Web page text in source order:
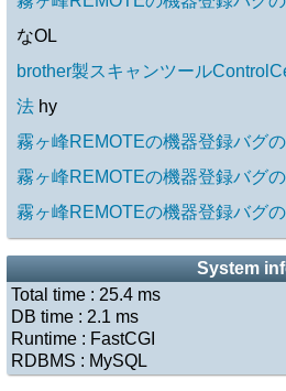
なOL
brother製スキャンツール
法 hy
霧ヶ峰REMOTEの機器登録バグ
霧ヶ峰REMOTEの機器登録バグ
霧ヶ峰REMOTEの機器登録バグ
System
Total time : 25.4 ms
DB time : 2.1 ms
Runtime : FastCGI
RDBMS : MySQL